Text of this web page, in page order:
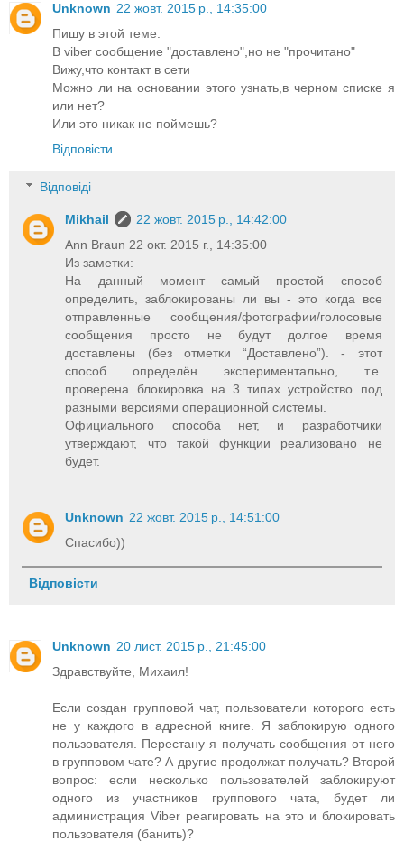
Unknown 22 жовт. 2015 р., 14:35:00
Пишу в этой теме:
В viber сообщение "доставлено",но не "прочитано"
Вижу,что контакт в сети
Можно ли на основании этого узнать,в черном списке я
или нет?
Или это никак не поймешь?
Відповісти
Відповіді
Mikhail
22 жовт. 2015 р., 14:42:00
Ann Braun 22 окт. 2015 г., 14:35:00
Из заметки:
На данный момент самый простой способ
определить, заблокированы ли вы - это когда все
отправленные сообщения/фотографии/голосовые
сообщения просто не будут долгое время
доставлены (без отметки “Доставлено”). - этот
способ определён экспериментально, т.е.
проверена блокировка на 3 типах устройство под
разными версиями операционной системы.
Официального способа нет, и разработчики
утверждают, что такой функции реализовано не
будет.
Unknown 22 жовт. 2015 р., 14:51:00
Спасибо))
Відповісти
Unknown 20 лист. 2015 р., 21:45:00
Здравствуйте, Михаил!
Если создан групповой чат, пользователи которого есть
не у каждого в адресной книге. Я заблокирую одного
пользователя. Перестану я получать сообщения от него
в групповом чате? А другие продолжат получать? Второй
вопрос: если несколько пользователей заблокируют
одного из участников группового чата, будет ли
администрация Viber реагировать на это и блокировать
пользователя (банить)?